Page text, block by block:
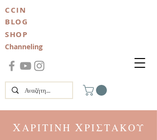
ΧΑΡΙΤΙΝΗ ΧΡΙΣΤΑΚΟΥ
CCIN
BLOG
SHOP
Channeling